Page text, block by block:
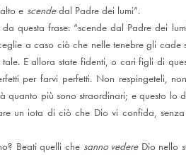
e scendedal Padre dei lumi”.
questa frase: “scende dal Padre dei
a caso ciò che nelle tenebre gli
E allora state fidenti, o cari figli di
per farvi perfetti. Non respingeteli,
quanto più sono straordinari; e questo
un iota di ciò che Dio vi confida,
Beati quelli che sanno vedereDio nello